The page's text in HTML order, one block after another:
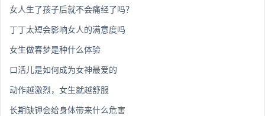
女人生了孩子后就不会痛经了吗？
丁丁太短会影响女人的满意度吗
女生做春梦是种什么体验
口活儿是如何成为女神最爱的
动作越激烈，女生就越舒服
长期缺钾会给身体带来什么危害